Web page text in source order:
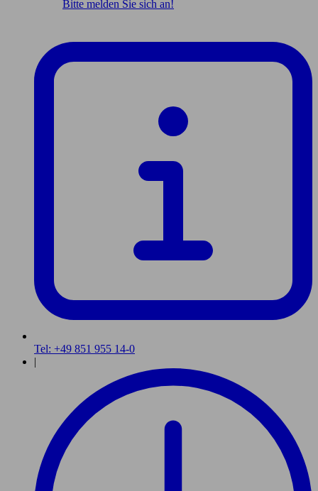
Bitte melden Sie sich an!
Tel: +49 851 955 14-0
|